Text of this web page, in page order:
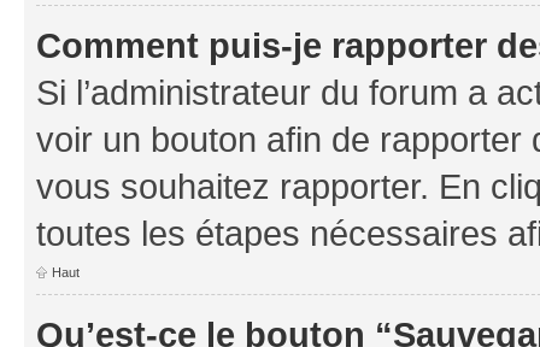
Comment puis-je rapporter
Si l’administrateur du forum a
voir un bouton afin de
vous souhaitez rapporter. En
toutes les étapes nécessaires
Haut
Qu’est-ce le bouton